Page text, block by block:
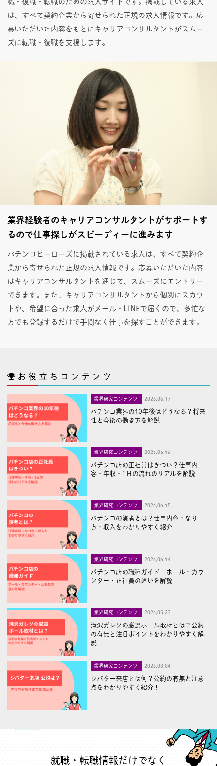
職・復職・転職のための求人サイトです。掲載している求人
は、すべて契約企業から寄せられた正規の求人情報です。応
募いただいた内容をもとにキャリアコンサルタントがスムー
ズに転職・復職を支援します。
業界経験者のキャリアコンサルタントがサポートす
るので仕事探しがスピーディーに進みます
パチンコヒーローズに掲載されている求人は、すべて契約企
業から寄せられた正規の求人情報です。応募いただいた内容
はキャリアコンサルタントを通じて、スムーズにエントリー
できます。また、キャリアコンサルタントから個別にスカウ
トや、希望に合った求人がメール・LINEで届くので、多忙な
方でも登録するだけで手間なく仕事を探すことができます。
お役立ちコンテンツ
業界研究コンテンツ 2026,06,17
パチンコ業界の10年後はどうなる？将来
性と今後の働き方を解説
業界研究コンテンツ 2026,06,16
パチンコ店の正社員はきつい？仕事内
容・年収・1日の流れのリアルを解説
業界研究コンテンツ 2026,06,15
パチンコの演者とは？仕事内容・なり
方・収入をわかりやすく紹介
業界研究コンテンツ 2026,06,14
パチンコ店の職種ガイド｜ホール・カウ
ンター・正社員の違いを解説
業界研究コンテンツ 2026,05,23
滝沢ガレソの厳選ホール取材とは？公約
の有無と注目ポイントをわかりやすく解
説
業界研究コンテンツ 2026,03,04
シバター来店とは何？公約の有無と注意
点をわかりやすく紹介！
就職・転職情報だけでなく